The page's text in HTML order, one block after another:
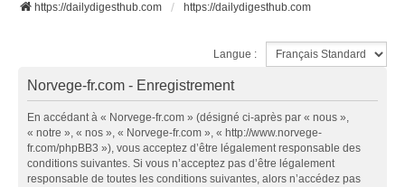
https://dailydigesthub.com https://dailydigesthub.com
Langue :
Norvege-fr.com - Enregistrement
En accédant à « Norvege-fr.com » (désigné ci-après par « nous »,
« notre », « nos », « Norvege-fr.com », « http://www.norvege-
fr.com/phpBB3 »), vous acceptez d’être légalement responsable des
conditions suivantes. Si vous n’acceptez pas d’être légalement
responsable de toutes les conditions suivantes, alors n’accédez pas